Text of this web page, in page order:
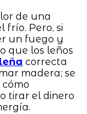
de una
frío. Pero, si
un fuego y
que los leños
leña correcta
madera; se
tirar el dinero